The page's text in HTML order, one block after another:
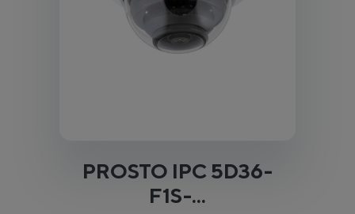
PROSTO IPC 5D36-
F1S-...